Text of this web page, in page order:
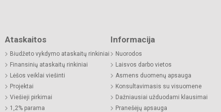
Ataskaitos
Biudžeto vykdymo ataskaitų rinkiniai
Finansinių ataskaitų rinkiniai
Lėšos veiklai viešinti
Projektai
Viešieji pirkimai
1,2% parama
Informacija
Nuorodos
Laisvos darbo vietos
Asmens duomenų apsauga
Konsultavimasis su visuomene
Dažniausiai užduodami klausimai
Pranešėjų apsauga